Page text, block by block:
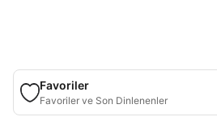
Favoriler
Favoriler ve Son Dinlenenler